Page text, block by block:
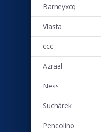
Barneyxcq
Vlasta
ccc
Azrael
Ness
Suchárek
Pendolino